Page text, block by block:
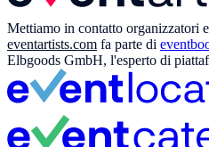
Mettiamo in contatto organizzatori
eventartists.com fa parte di
Elbgoods GmbH, l'esperto di